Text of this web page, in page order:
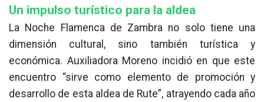
Un impulso turístico para la aldea
La Noche Flamenca de Zambra no solo tiene una
dimensión cultural, sino también turística y
económica. Auxiliadora Moreno incidió en que este
encuentro “sirve como elemento de promoción y
desarrollo de esta aldea de Rute”, atrayendo cada año